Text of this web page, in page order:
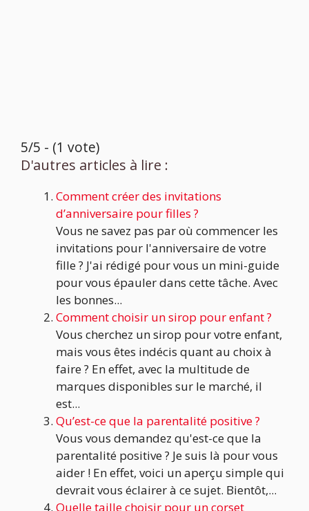
5/5 - (1 vote)
D'autres articles à lire :
Comment créer des invitations
d’anniversaire pour filles ?
Vous ne savez pas par où commencer les
invitations pour l'anniversaire de votre
fille ? J'ai rédigé pour vous un mini-guide
pour vous épauler dans cette tâche. Avec
les bonnes...
Comment choisir un sirop pour enfant ?
Vous cherchez un sirop pour votre enfant,
mais vous êtes indécis quant au choix à
faire ? En effet, avec la multitude de
marques disponibles sur le marché, il
est...
Qu’est-ce que la parentalité positive ?
Vous vous demandez qu'est-ce que la
parentalité positive ? Je suis là pour vous
aider ! En effet, voici un aperçu simple qui
devrait vous éclairer à ce sujet. Bientôt,...
Quelle taille choisir pour un corset